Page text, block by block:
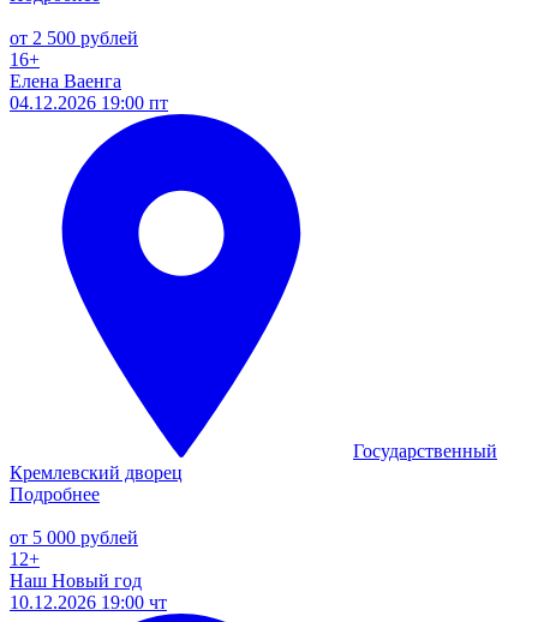
от 2 500 рублей
16+
Елена Ваенга
04.12.2026 19:00 пт
Государственный
Кремлевский дворец
Подробнее
от 5 000 рублей
12+
Наш Новый год
10.12.2026 19:00 чт